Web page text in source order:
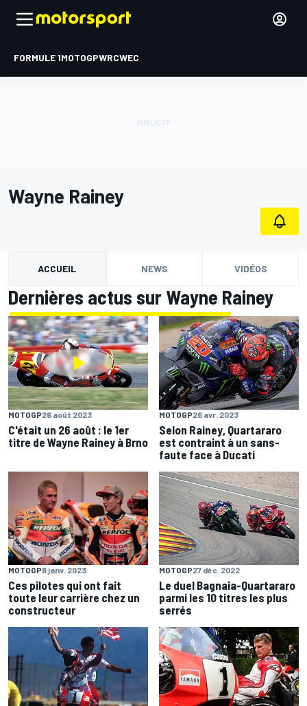
FORMULE 1MOTOGPWRCWEC
Wayne Rainey
ACCUEIL NEWS VIDÉOS
Dernières actus sur Wayne Rainey
MOTOGP26 août 2023
C'était un 26 août : le 1er
titre de Wayne Rainey à Brno
MOTOGP26 avr. 2023
Selon Rainey, Quartararo
est contraint à un sans-
faute face à Ducati
MOTOGP8 janv. 2023
Ces pilotes qui ont fait
toute leur carrière chez un
constructeur
MOTOGP27 déc. 2022
Le duel Bagnaia-Quartararo
parmi les 10 titres les plus
serrés